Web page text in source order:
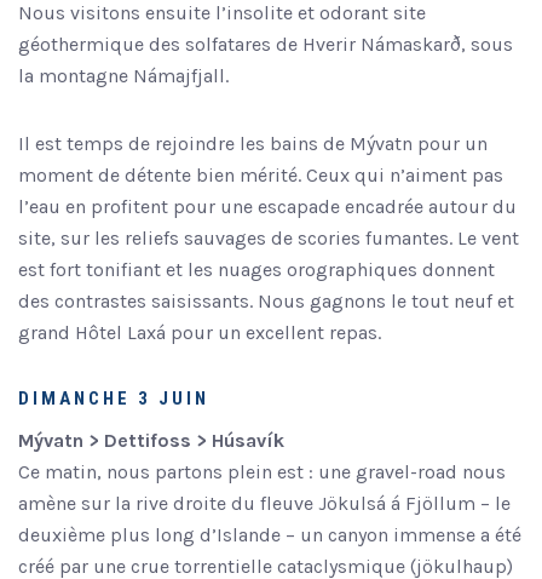
Nous visitons ensuite l’insolite et odorant site
géothermique des solfatares de Hverir Námaskarð, sous
la montagne Námajfjall.
Il est temps de rejoindre les bains de Mývatn pour un
moment de détente bien mérité. Ceux qui n’aiment pas
l’eau en profitent pour une escapade encadrée autour du
site, sur les reliefs sauvages de scories fumantes. Le vent
est fort tonifiant et les nuages orographiques donnent
des contrastes saisissants. Nous gagnons le tout neuf et
grand Hôtel Laxá pour un excellent repas.
DIMANCHE 3 JUIN
Mývatn > Dettifoss > Húsavík
Ce matin, nous partons plein est : une gravel-road nous
amène sur la rive droite du fleuve Jökulsá á Fjöllum – le
deuxième plus long d’Islande – un canyon immense a été
créé par une crue torrentielle cataclysmique (jökulhaup)